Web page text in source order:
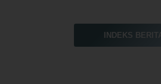
INDEKS BERITA